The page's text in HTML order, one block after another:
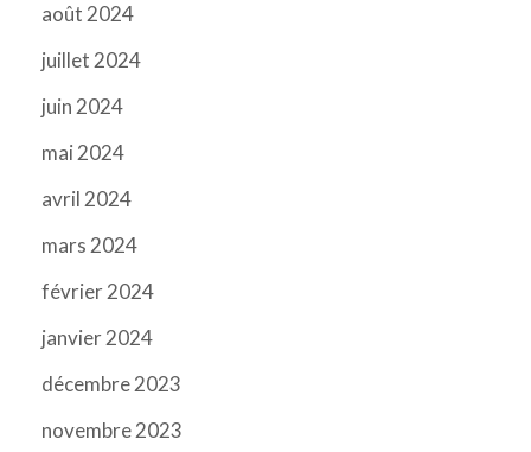
août 2024
juillet 2024
juin 2024
mai 2024
avril 2024
mars 2024
février 2024
janvier 2024
décembre 2023
novembre 2023